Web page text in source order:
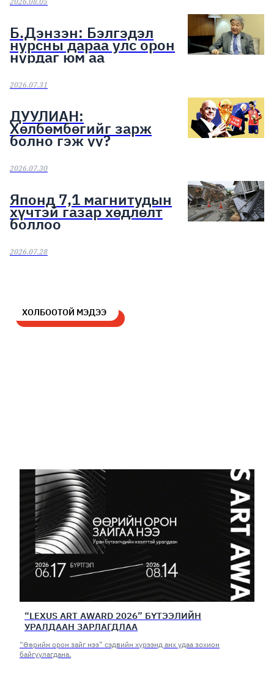
Б.Дэнзэн: Бэлгэдэл
нурсны дараа улс орон
нурдаг юм аа
2026.07.31
ДУУЛИАН:
Хөлбөмбөгийг зарж
болно гэж үү?
2026.07.30
Японд 7,1 магнитудын
хүчтэй газар хөдлөлт
боллоо
2026.07.28
ХОЛБООТОЙ МЭДЭЭ
“LEXUS ART AWARD 2026” БҮТЭЭЛИЙН
УРАЛДААН ЗАРЛАГДЛАА
“Өөрийн орон зайг нээ” сэдвийн хүрээнд анх удаа зохион
байгуулагдана.